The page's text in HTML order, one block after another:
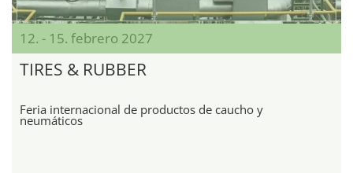
12. - 15. febrero 2027
TIRES & RUBBER
Feria internacional de productos de caucho y
neumáticos